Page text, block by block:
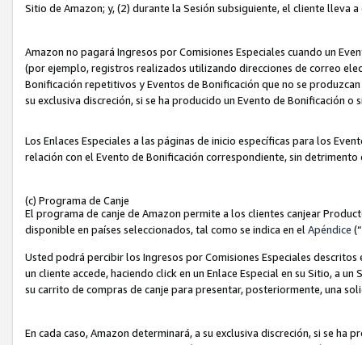
Sitio de Amazon; y, (2) durante la Sesión subsiguiente, el cliente lleva
Amazon no pagará Ingresos por Comisiones Especiales cuando un
(por ejemplo, registros realizados utilizando direcciones de correo
Bonificación repetitivos y Eventos de Bonificación que no se
su exclusiva discreción, si se ha producido un Evento de Bonificación
Los Enlaces Especiales a las páginas de inicio específicas para los
relación con el Evento de Bonificación correspondiente, sin
(c) Programa de Canje
El programa de canje de Amazon permite a los clientes canjear
disponible en países seleccionados, tal como se indica en el Apéndice
Usted podrá percibir los Ingresos por Comisiones Especiales
un cliente accede, haciendo click en un Enlace Especial en su Sitio, a
su carrito de compras de canje para presentar, posteriormente, una
En cada caso, Amazon determinará, a su exclusiva discreción, si se